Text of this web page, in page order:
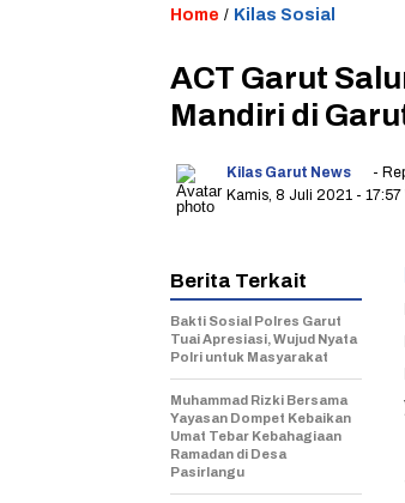
Home / Kilas Sosial
ACT Garut
Mandiri di
Kilas Garut News
-
Kamis, 8 Juli 2021 - 17:57
Berita Terkait
Bakti Sosial Polres Garut
Tuai Apresiasi, Wujud Nyata
Polri untuk Masyarakat
Muhammad Rizki Bersama
Yayasan Dompet Kebaikan
Umat Tebar Kebahagiaan
Ramadan di Desa
Pasirlangu